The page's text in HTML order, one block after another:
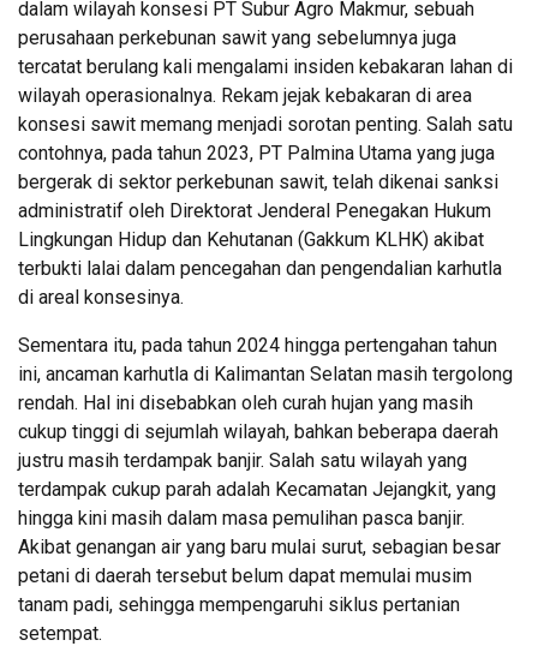
dalam wilayah konsesi PT Subur Agro Makmur, sebuah
perusahaan perkebunan sawit yang sebelumnya juga
tercatat berulang kali mengalami insiden kebakaran lahan di
wilayah operasionalnya. Rekam jejak kebakaran di area
konsesi sawit memang menjadi sorotan penting. Salah satu
contohnya, pada tahun 2023, PT Palmina Utama yang juga
bergerak di sektor perkebunan sawit, telah dikenai sanksi
administratif oleh Direktorat Jenderal Penegakan Hukum
Lingkungan Hidup dan Kehutanan (Gakkum KLHK) akibat
terbukti lalai dalam pencegahan dan pengendalian karhutla
di areal konsesinya.
Sementara itu, pada tahun 2024 hingga pertengahan tahun
ini, ancaman karhutla di Kalimantan Selatan masih tergolong
rendah. Hal ini disebabkan oleh curah hujan yang masih
cukup tinggi di sejumlah wilayah, bahkan beberapa daerah
justru masih terdampak banjir. Salah satu wilayah yang
terdampak cukup parah adalah Kecamatan Jejangkit, yang
hingga kini masih dalam masa pemulihan pasca banjir.
Akibat genangan air yang baru mulai surut, sebagian besar
petani di daerah tersebut belum dapat memulai musim
tanam padi, sehingga mempengaruhi siklus pertanian
setempat.